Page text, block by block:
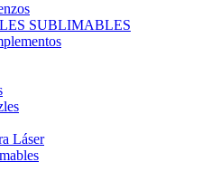
SUBLIMABLES
Láser